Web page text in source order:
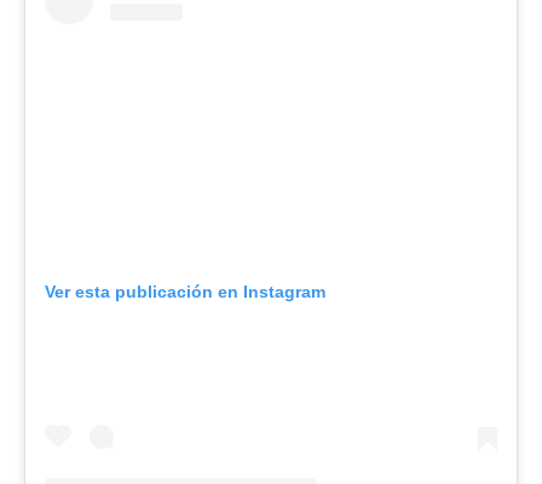
Ver esta publicación en Instagram